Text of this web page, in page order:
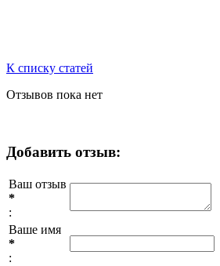
К списку статей
Отзывов пока нет
Добавить отзыв:
Ваш отзыв
*
:
Ваше имя
*
: